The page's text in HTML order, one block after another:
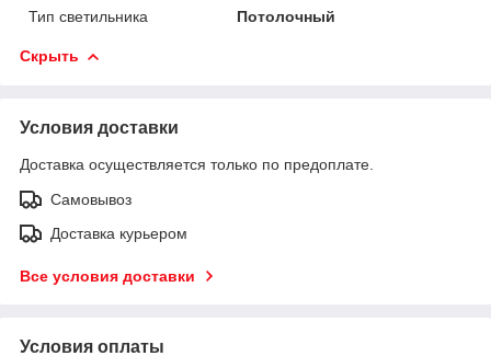
Тип светильника
Потолочный
Скрыть
Условия доставки
Доставка осуществляется только по предоплате.
Самовывоз
Доставка курьером
Все условия доставки
Условия оплаты